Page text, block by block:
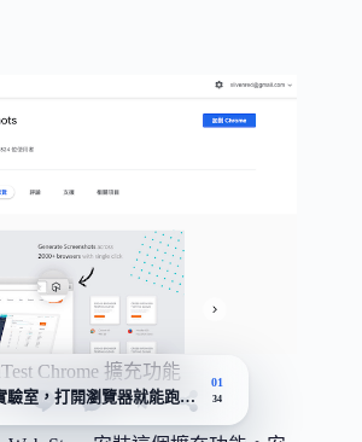
Chrome 擴充功能
室，打開瀏覽器就能跑跨平台相容性測試
01
34